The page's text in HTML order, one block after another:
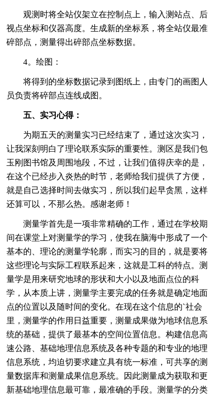
观测时将全站仪架立在控制点上，输入测站点、后
视点坐标和仪器高度。生成新的坐标系，将全站仪最准
碎部点，测量得出碎部点坐标数据。
4。绘图：
将得到的坐标数据记录到图纸上，由专门的画图人
员负责将碎部点连线成图。
五、实习心得：
为期五天的测量实习已经结束了，通过这次实习，
让我深刻明白了理论联系实际的重要性。测区是我们包
玉刚图书馆及周围地段，不过，让我们值得庆幸的是，
在这个已经步入炎热的时节，老师给我们提供了方便，
就是自己选择时间去做实习，所以我们起早贪黑，这样
还算可以，不那么热。感谢老师！
测量学首先是一项非常精确的工作，通过在学校期
间在课堂上对测量学的学习，使我在脑海中形成了一个
基本的、理论的测量学轮廓，而实习的目的，就是要将
这些理论与实际工程联系起来，这就是工科的特点。测
量学是用来研究地球的形状和大小以及地面点位的科
学，从本质上讲，测量学主要完成的任务就是确定地面
点的位置以及随时间的变化。在现在这个信息的`社会
里，测量学的作用日益重要，测量成果做为地球信息系
统的基础，提供了最基本的空间位置信息。构建信息高
速公路、基础地理信息系统及各种专题的和专业的地理
信息系统，均迫切要求建立具有统一标准，可共享的测
量数据库和测量成果信息系统。因此测量成为获取和更
新基础地理信息最可靠，最准确的手段。测量学的分类